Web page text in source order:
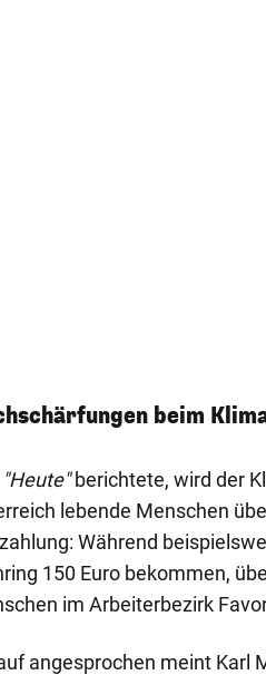
beim
"Heute"berichtete, wird der
lebende Menschen
Während
150 Euro bekommen,
im Arbeiterbezirk
angesprochen meint Karl